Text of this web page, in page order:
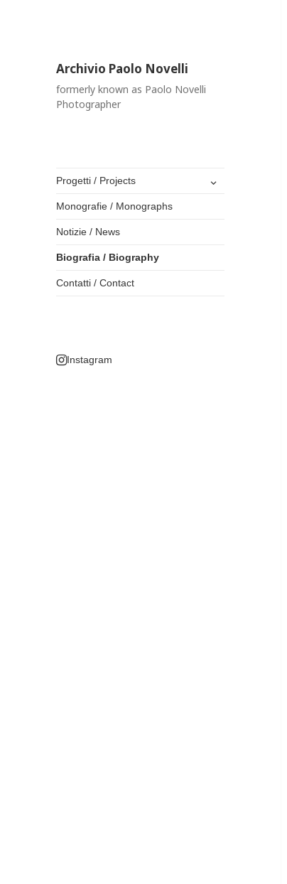
Archivio Paolo Novelli
formerly known as Paolo Novelli
Photographer
Progetti / Projects
Monografie / Monographs
Notizie / News
Biografia / Biography
Contatti / Contact
Instagram